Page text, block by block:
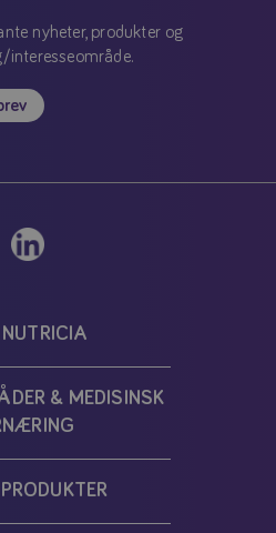
nyheter, produkter og
interesseområde.
& MEDISINSK